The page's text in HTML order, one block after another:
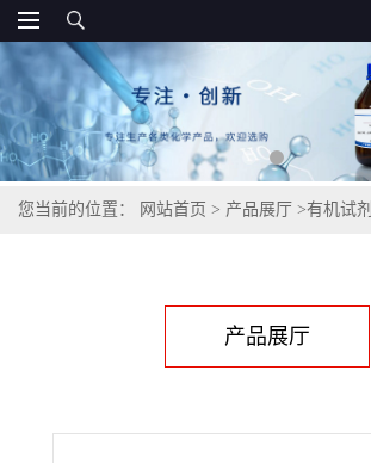
您当前的位置： 网站首页 > 产品展厅 >有机试剂
产品展厅